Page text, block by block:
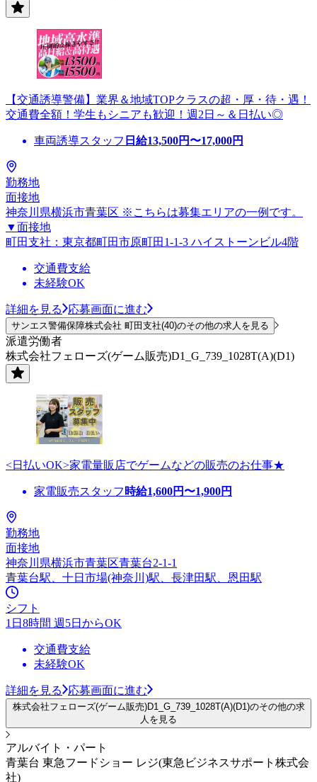
【交通誘導警備】業界＆地域TOPクラスの超・厚・待・遇！
交通費全額！学生もシニアも歓迎！週2日～＆日払い◎
車両誘導スタッフ 日給13,500円〜17,000円
勤務地
面接地
神奈川県横浜市青葉区 ※こちらは募集エリアの一例です。
▼面接地
町田支社：東京都町田市原町田1-1-3 ハイストーンビル4階
交通費支給
未経験OK
詳細を見る 応募画面に進む
サンエス警備保障株式会社 町田支社(40)のその他の求人を見る
派遣労働者
株式会社フェローズ(ゲーム販売)D1_G_739_1028T(A)(D1)
<日払いOK>家電量販店でゲームなどの販売のお仕事★
家電販売スタッフ 時給1,600円〜1,900円
勤務地
面接地
神奈川県横浜市青葉区青葉台2-1-1
青葉台駅、十日市場(神奈川)駅、長津田駅、恩田駅
シフト
1日8時間 週5日からOK
交通費支給
未経験OK
詳細を見る 応募画面に進む
株式会社フェローズ(ゲーム販売)D1_G_739_1028T(A)(D1)のその他の求
人を見る
アルバイト・パート
青葉台 東急フードショー レジ(東急ビジネスサポート株式会
社)